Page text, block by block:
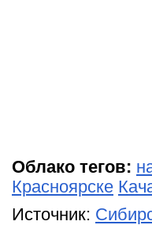
Облако тегов:
Красноярске
Источник: